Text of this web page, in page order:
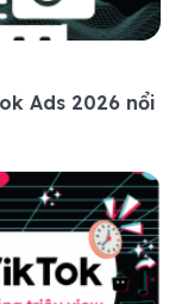
Ads 2026 nổi